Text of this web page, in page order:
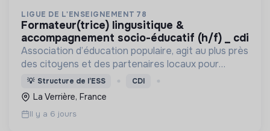
LIGUE DE L'ENSEIGNEMENT 78
formateur(trice) lingusitique &
accompagnement socio-éducatif (h/f) _ cdi
Association d’éducation populaire, agit au plus près
des citoyens et des partenaires locaux pour
promouvoir le lien social, agir pour l’éducation et la
citoyenneté et faire vivre la Laïcité.
💡 Structure de l’ESS CDI
La Verrière, France
Il y a 6 jours